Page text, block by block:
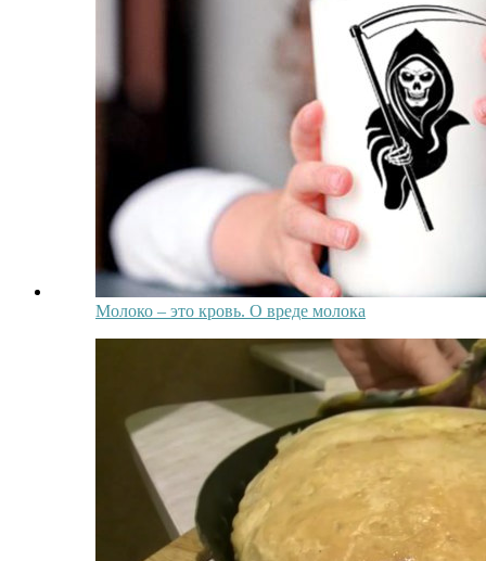
Молоко – это кровь. О вреде молока